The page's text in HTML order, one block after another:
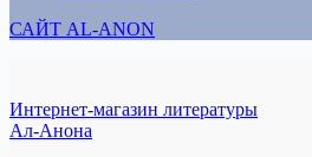
САЙТ AL-ANON
Интернет-магазин литературы
Ал-Анона